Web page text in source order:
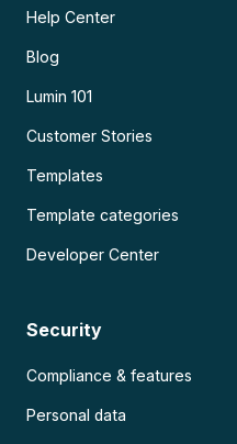
Help Center
Blog
Lumin 101
Customer Stories
Templates
Template categories
Developer Center
Security
Compliance & features
Personal data